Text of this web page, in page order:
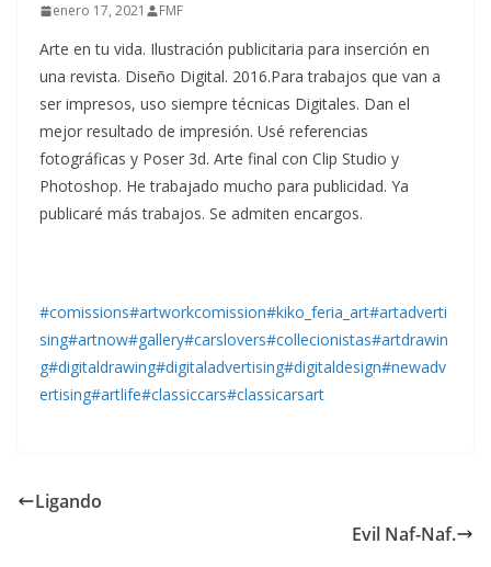
enero 17, 2021 FMF
Arte en tu vida. Ilustración publicitaria para inserción en
una revista. Diseño Digital. 2016.Para trabajos que van a
ser impresos, uso siempre técnicas Digitales. Dan el
mejor resultado de impresión. Usé referencias
fotográficas y Poser 3d. Arte final con Clip Studio y
Photoshop. He trabajado mucho para publicidad. Ya
publicaré más trabajos. Se admiten encargos.
#comissions#artworkcomission#kiko_feria_art#artadverti
sing#artnow#gallery#carslovers#collecionistas#artdrawin
g#digitaldrawing#digitaladvertising#digitaldesign#newadv
ertising#artlife#classiccars#classicarsart
Ligando
Evil Naf-Naf.